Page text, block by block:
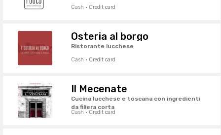
Cash · Credit card
Osteria al borgo
Ristorante lucchese
Cash · Credit card
Il Mecenate
Cucina lucchese e toscana con ingredienti
da filiera corta
Cash · Credit card